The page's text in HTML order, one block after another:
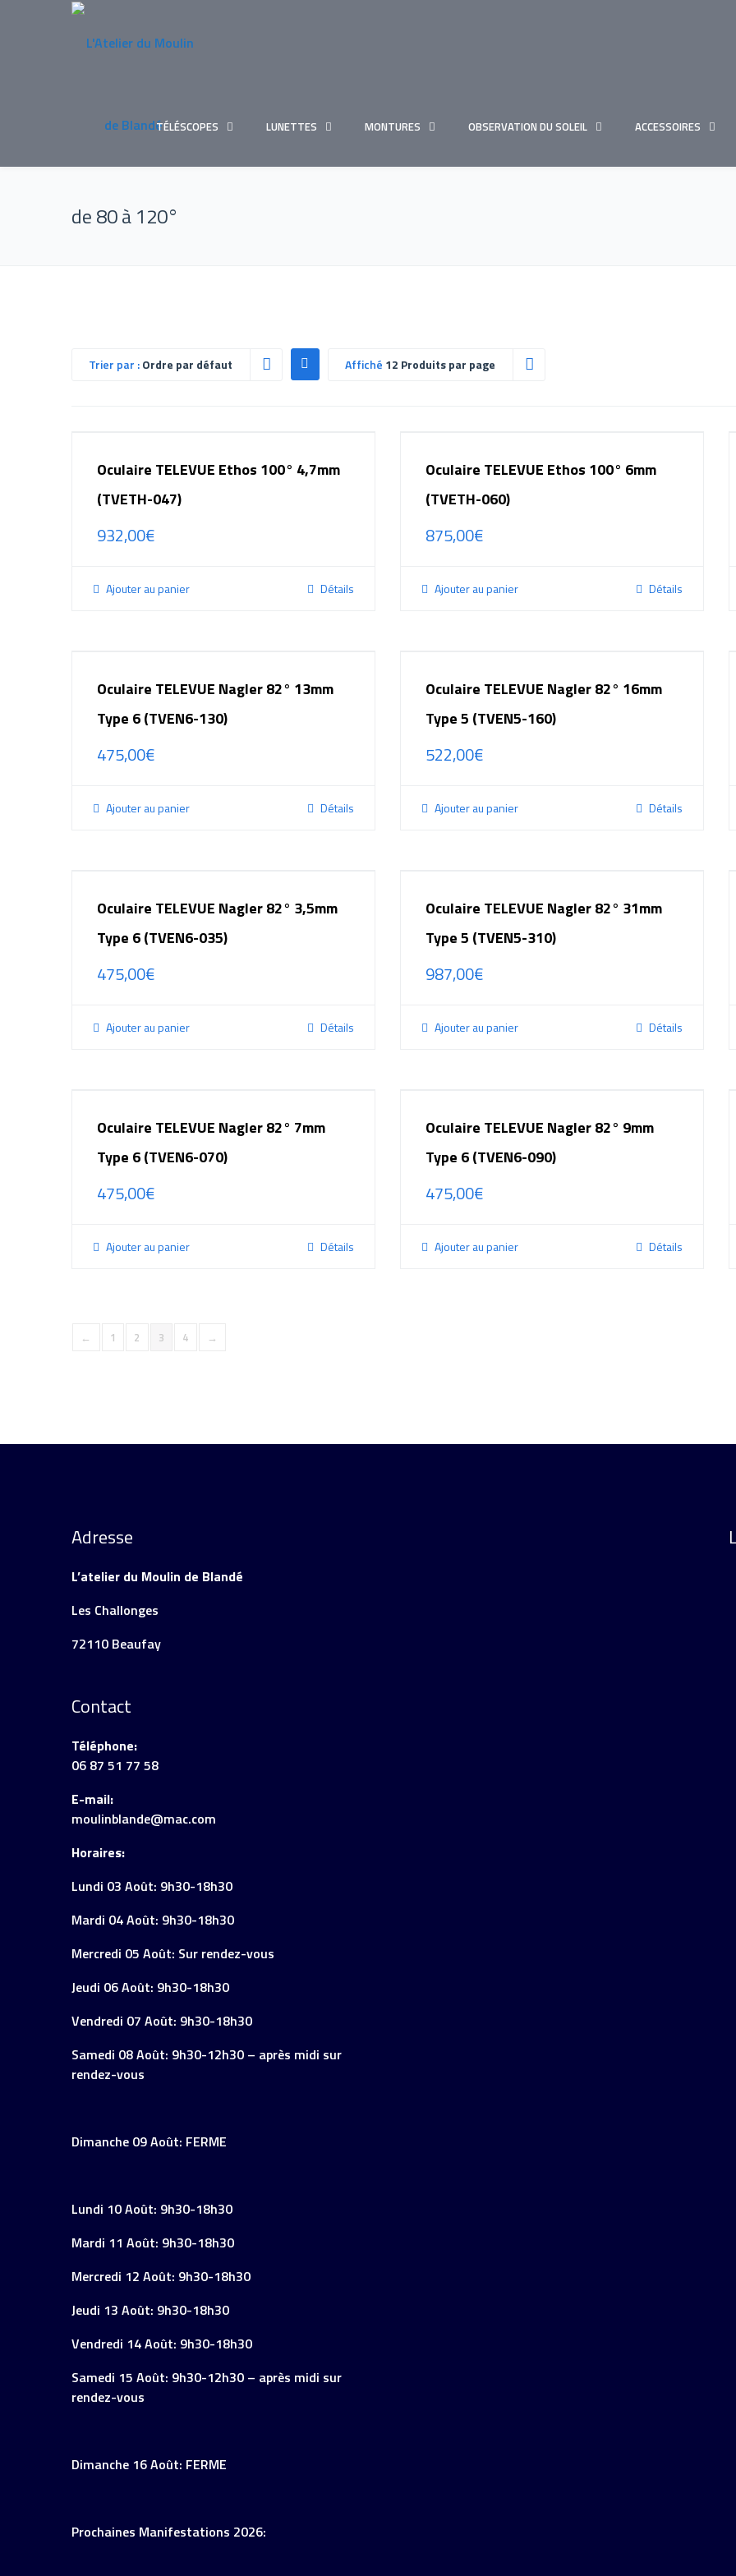
TÉLÉSCOPES LUNETTES MONTURES OBSERVATION DU SOLEIL ACCESSOIRES
de 80 à 120°
Trier par :Ordre par défaut Affiché 12 Produits par page
Oculaire TELEVUE Ethos 100° 4,7mm
(TVETH-047)
932,00€
Ajouter au panier Détails
Oculaire TELEVUE Ethos 100° 6mm
(TVETH-060)
875,00€
Ajouter au panier Détails
Oculaire TELEVUE Nagler 82° 13mm
Type 6 (TVEN6-130)
475,00€
Ajouter au panier Détails
Oculaire TELEVUE Nagler 82° 16mm
Type 5 (TVEN5-160)
522,00€
Ajouter au panier Détails
Oculaire TELEVUE Nagler 82° 3,5mm
Type 6 (TVEN6-035)
475,00€
Ajouter au panier Détails
Oculaire TELEVUE Nagler 82° 31mm
Type 5 (TVEN5-310)
987,00€
Ajouter au panier Détails
Oculaire TELEVUE Nagler 82° 7mm
Type 6 (TVEN6-070)
475,00€
Ajouter au panier Détails
Oculaire TELEVUE Nagler 82° 9mm
Type 6 (TVEN6-090)
475,00€
Ajouter au panier Détails
← 1 2 3 4 →
Adresse
L’atelier du Moulin de Blandé
Les Challonges
72110 Beaufay
Contact
Téléphone:
06 87 51 77 58
E-mail:
moulinblande@mac.com
Horaires:
Lundi 03 Août: 9h30-18h30
Mardi 04 Août: 9h30-18h30
Mercredi 05 Août: Sur rendez-vous
Jeudi 06 Août: 9h30-18h30
Vendredi 07 Août: 9h30-18h30
Samedi 08 Août: 9h30-12h30 – après midi sur
rendez-vous
Dimanche 09 Août: FERME
Lundi 10 Août: 9h30-18h30
Mardi 11 Août: 9h30-18h30
Mercredi 12 Août: 9h30-18h30
Jeudi 13 Août: 9h30-18h30
Vendredi 14 Août: 9h30-18h30
Samedi 15 Août: 9h30-12h30 – après midi sur
rendez-vous
Dimanche 16 Août: FERME
Prochaines Manifestations 2026: